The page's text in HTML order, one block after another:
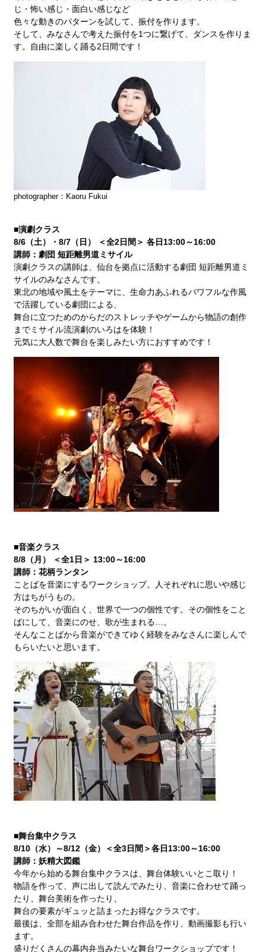
じ・怖い感じ・面白い感じなど
色々な動きのパターンを試して、振付を作ります。
そして、みなさんで考えた振付を1つに繋げて、ダンスを作りま
す。自由に楽しく踊る2日間です！
photographer：Kaoru Fukui
■演劇クラス
8/6（土）・8/7（日） ＜全2日間＞ 各日 13:00～16:00
講師：劇団 短距離男道ミサイル
演劇クラスの講師は、仙台を拠点に活動する劇団 短距離男道ミ
サイルのみなさんです。
東北の地域や風土をテーマに、生命力あふれるパワフルな作風
で活躍している劇団による、
舞台に立つためのからだのストレッチやゲームから物語の創作
までミサイル流演劇のいろはを体験！
元気に大人数で舞台を楽しみたい方におすすめです！
■音楽クラス
8/8（月） ＜全1日＞ 13:00～16:00
講師：花柄ランタン
ことばを音楽にするワークショップ。人それぞれに思いや感じ
方はちがうもの。
そのちがいが面白く、世界で一つの個性です。その個性をこと
ばにして、音楽にのせ、歌が生まれる
。
そんなことばから音楽ができてゆく経験をみなさんに楽しんで
もらいたいと思います。
■舞台集中クラス
8/10（水）～8/12（金）＜全3日間＞各日13:00～16:00
講師：妖精大図鑑
今年から始める舞台集中クラスは、舞台体験いいとこ取り！
物語を作って、声に出して読んでみたり、音楽に合わせて踊っ
たり、舞台美術を作ったり、
舞台の要素がギュッと詰まったお得なクラスです。
最後は、全部を組み合わせた舞台作品を作り、動画撮影も行い
ます。
盛りだくさんの幕内弁当みたいな舞台ワークショップです！